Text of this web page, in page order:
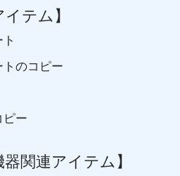
イテム】
トのコピー
ピー
器関連アイテム 】